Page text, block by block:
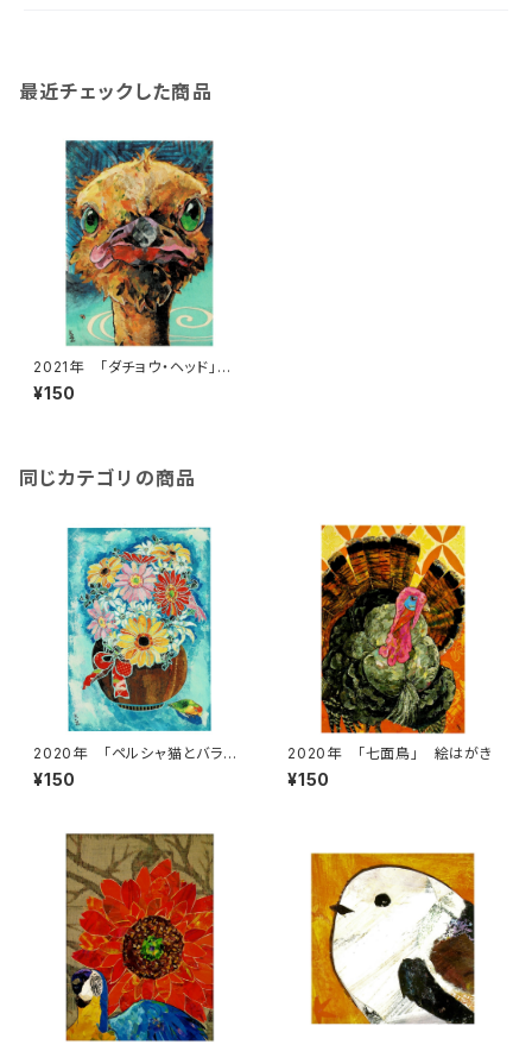
最近チェックした商品
2021年 「ダチョウ・ヘッド」
絵はがき
¥150
同じカテゴリの商品
2020年 「ペルシャ猫とバラ」
絵はがき
¥150
2020年 「七面鳥」 絵はがき
¥150